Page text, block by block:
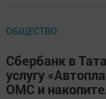
ОБЩЕСТВО
Сбербанк в
услугу
ОМС и